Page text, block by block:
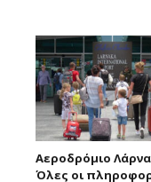
Αεροδρόμιο
Όλες οι